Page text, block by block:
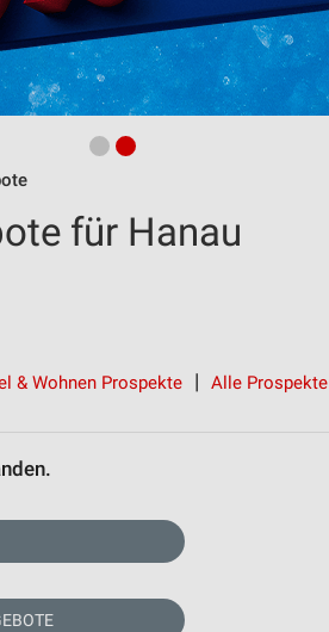
für Hanau
& Wohnen Prospekte Alle Prospekte